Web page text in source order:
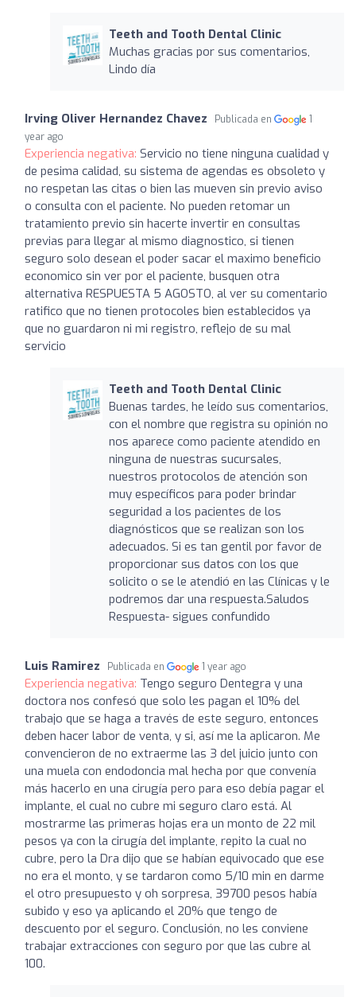
Teeth and Tooth Dental Clinic
Muchas gracias por sus comentarios,
Lindo día
Irving Oliver Hernandez Chavez Publicada en
1
year ago
Experiencia negativa: Servicio no tiene ninguna cualidad y
de pesima calidad, su sistema de agendas es obsoleto y
no respetan las citas o bien las mueven sin previo aviso
o consulta con el paciente. No pueden retomar un
tratamiento previo sin hacerte invertir en consultas
previas para llegar al mismo diagnostico, si tienen
seguro solo desean el poder sacar el maximo beneficio
economico sin ver por el paciente, busquen otra
alternativa RESPUESTA 5 AGOSTO, al ver su comentario
ratifico que no tienen protocoles bien establecidos ya
que no guardaron ni mi registro, reflejo de su mal
servicio
Teeth and Tooth Dental Clinic
Buenas tardes, he leído sus comentarios,
con el nombre que registra su opinión no
nos aparece como paciente atendido en
ninguna de nuestras sucursales,
nuestros protocolos de atención son
muy específicos para poder brindar
seguridad a los pacientes de los
diagnósticos que se realizan son los
adecuados. Si es tan gentil por favor de
proporcionar sus datos con los que
solicito o se le atendió en las Clínicas y le
podremos dar una respuesta.Saludos
Respuesta- sigues confundido
Luis Ramirez Publicada en 1 year ago
Experiencia negativa: Tengo seguro Dentegra y una
doctora nos confesó que solo les pagan el 10% del
trabajo que se haga a través de este seguro, entonces
deben hacer labor de venta, y si, así me la aplicaron. Me
convencieron de no extraerme las 3 del juicio junto con
una muela con endodoncia mal hecha por que convenía
más hacerlo en una cirugía pero para eso debía pagar el
implante, el cual no cubre mi seguro claro está. Al
mostrarme las primeras hojas era un monto de 22 mil
pesos ya con la cirugía del implante, repito la cual no
cubre, pero la Dra dijo que se habían equivocado que ese
no era el monto, y se tardaron como 5/10 min en darme
el otro presupuesto y oh sorpresa, 39700 pesos había
subido y eso ya aplicando el 20% que tengo de
descuento por el seguro. Conclusión, no les conviene
trabajar extracciones con seguro por que las cubre al
100.